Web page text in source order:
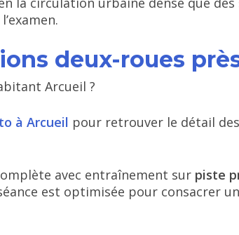
deux-roues
Arcueil ?
à Arcueil pour retrouver le détail
avec entraînement sur piste
est optimisée pour consacrer